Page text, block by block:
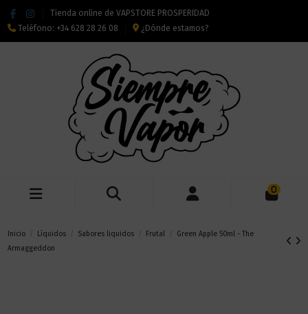
Tienda online de VAPSTORE PROSPERIDAD
Teléfono: +34 628 28 26 08 ¿Dónde estamos?
0
Inicio Líquidos Sabores liquidos Frutal
Green Apple 50ml - The
Armaggeddon